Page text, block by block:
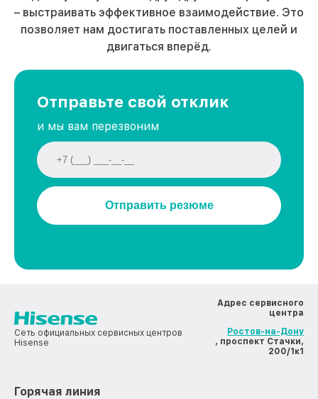
– выстраивать эффективное взаимодействие. Это
позволяет нам достигать поставленных целей и
двигаться вперёд.
Отправьте свой отклик
и мы вам перезвоним
Сеть официальных сервисных центров
Hisense
Адрес сервисного
центра
Ростов-на-Дону
, проспект Стачки,
200/1к1
Горячая линия